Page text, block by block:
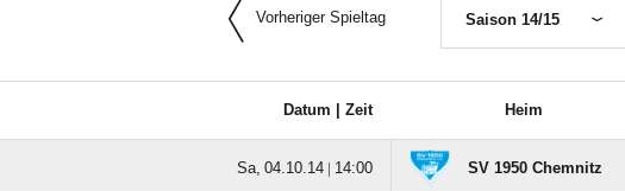
Vorheriger Spieltag Saison 14/15
Datum | Zeit Heim
  |  SV 1950 Chemnitz